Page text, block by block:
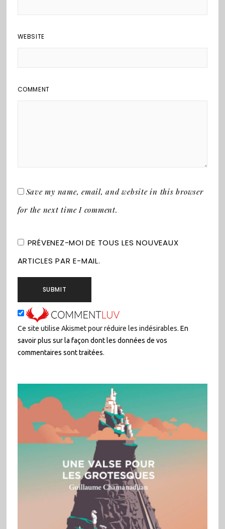
WEBSITE
COMMENT
Save my name, email, and website in this browser
for the next time I comment.
PRÉVENEZ-MOI DE TOUS LES NOUVEAUX
ARTICLES PAR E-MAIL.
Ce site utilise Akismet pour réduire les indésirables. En
savoir plus sur la façon dont les données de vos
commentaires sont traitées.